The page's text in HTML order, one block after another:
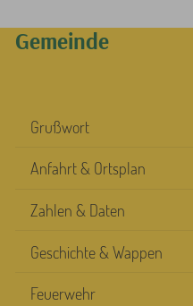
Gemeinde
Grußwort
Anfahrt & Ortsplan
Zahlen & Daten
Geschichte & Wappen
Feuerwehr